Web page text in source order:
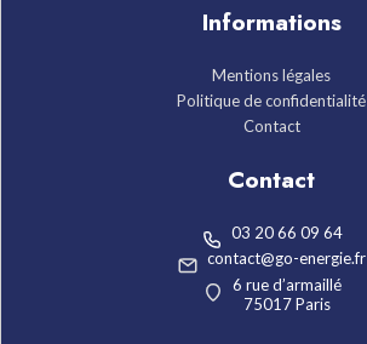
Informations
Mentions légales
Politique de confidentialité
Contact
Contact
03 20 66 09 64
contact@go-energie.fr
6 rue d’armaillé
75017 Paris